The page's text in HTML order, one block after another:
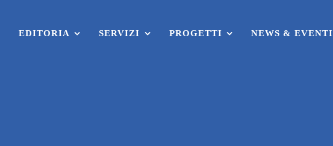
EDITORIA SERVIZI PROGETTI NEWS & EVENTI